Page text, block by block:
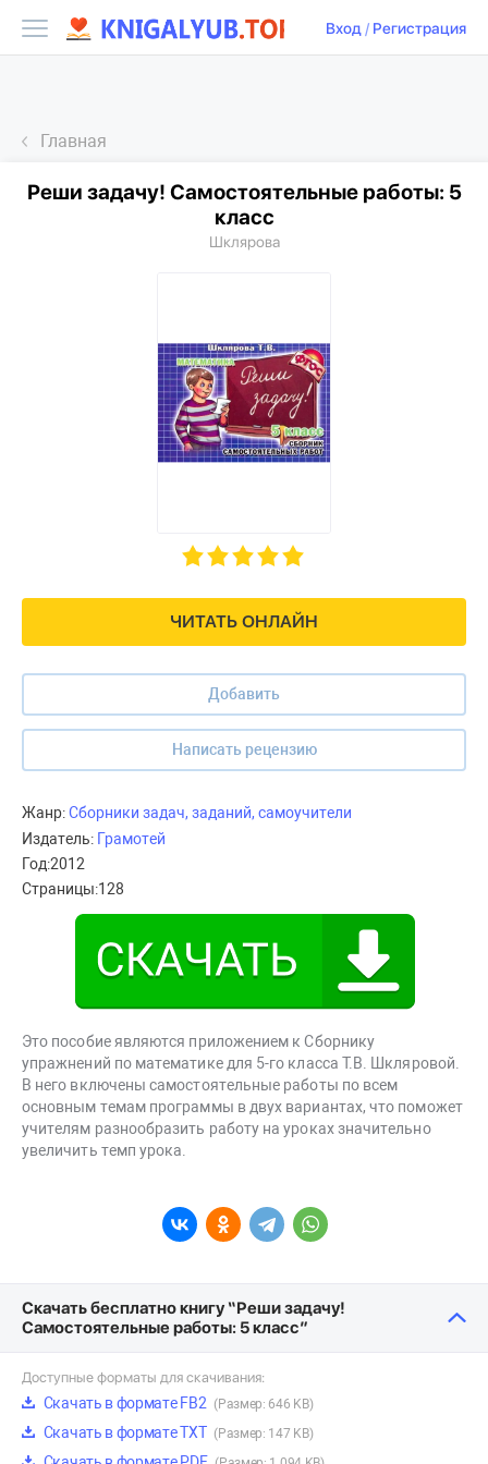
Вход/ Регистрация
Главная
ЧИТАТЬ ОНЛАЙН
Добавить
Написать рецензию
Реши задачу! Самостоятельные работы: 5
класс
Шклярова
Жанр:Сборники задач, заданий, самоучители
Издатель: Грамотей
Год:2012
Страницы:128
Это пособие являются приложением к Сборнику
упражнений по математике для 5-го класса Т.В. Шкляровой.
В него включены самостоятельные работы по всем
основным темам программы в двух вариантах, что поможет
учителям разнообразить работу на уроках значительно
увеличить темп урока.
Скачать бесплатно книгу “Реши задачу!
Самостоятельные работы: 5 класс”
Доступные форматы для скачивания:
Скачать в формате FB2 (Размер: 646 KB)
Скачать в формате TXT (Размер: 147 KB)